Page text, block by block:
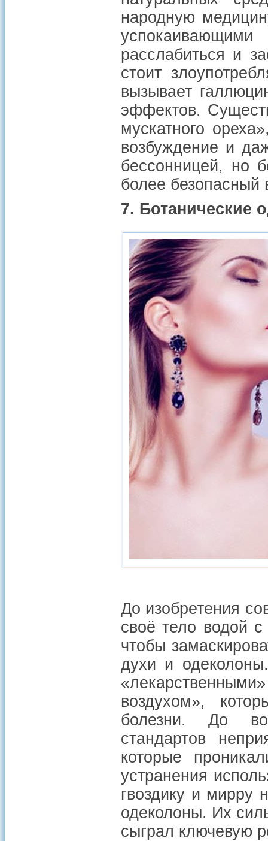
народную
расслабиться и
стоит
вызывает
эффектов.
мускатного
возбуждение и
бессонницей, но
более безопасный
7. Ботанические
До изобретения
своё тело водой
чтобы
духи и
воздухом»,
болезни. До
стандартов
которые
устранения
гвоздику и мирру
одеколоны. Их
сыграл ключевую